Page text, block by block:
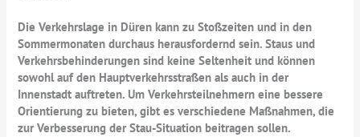
Die Verkehrslage in Düren kann zu Stoßzeiten und in den
Sommermonaten durchaus herausfordernd sein. Staus und
Verkehrsbehinderungen sind keine Seltenheit und können
sowohl auf den Hauptverkehrsstraßen als auch in der
Innenstadt auftreten. Um Verkehrsteilnehmern eine bessere
Orientierung zu bieten, gibt es verschiedene Maßnahmen, die
zur Verbesserung der Stau-Situation beitragen sollen.